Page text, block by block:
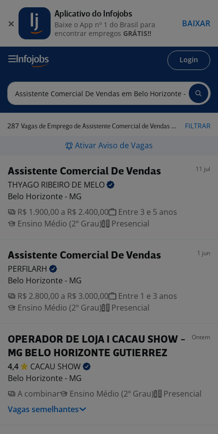
Login
287 Vagas de Emprego de Assistente Comercial de Vendas em Belo Horizonte - MG FILTRAR
Ativar Aviso de Vagas
Assistente Comercial De Vendas 11 jul
THYAGO RIBEIRO DE MELO
Belo Horizonte - MG
R$ 1.900,00 a R$ 2.400,00
Entre 3 e 5 anos
Ensino Médio (2º Grau)
Presencial
Assistente Comercial De Vendas 1 jun
PERFILARH
Belo Horizonte - MG
R$ 2.800,00 a R$ 3.000,00
Entre 1 e 3 anos
Ensino Médio (2º Grau)
Presencial
OPERADOR DE LOJA I CACAU SHOW -
MG BELO HORIZONTE GUTIERREZ
Ontem
4,4 CACAU SHOW
Belo Horizonte - MG
A combinar
Ensino Médio (2º Grau)
Presencial
Vagas semelhantes
Aplicativo do Infojobs
Baixe o App nº 1 do Brasil para
encontrar empregos GRÁTIS!!
BAIXAR